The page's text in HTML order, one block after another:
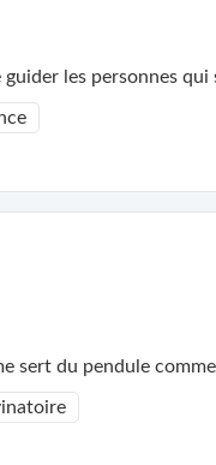
les personnes qui
sert du pendule